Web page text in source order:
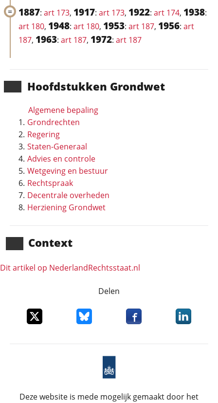
Hoofd­stukken Grondwet
Algemene bepaling
Grondrechten
Regering
Staten-Generaal
Advies en controle
Wetgeving en bestuur
Rechtspraak
Decentrale overheden
Herziening Grondwet
Context
Dit artikel op NederlandRechts­staat.nl
1887: art 173, 1917: art 173, 1922: art 174, 1938:
art 180, 1948: art 180, 1953: art 187, 1956: art
187, 1963: art 187, 1972: art 187
Delen
Deel dit item op XDeel dit item op Bluesky
Deel dit item opDeel dit
Deze website is mede mogelijk gemaakt door het